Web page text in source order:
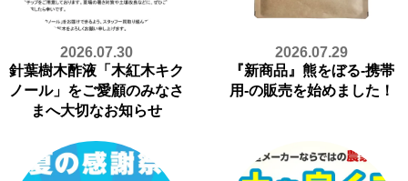
2026.07.30
針葉樹木酢液「木紅木キク
ノール」をご愛顧のみなさ
まへ大切なお知らせ
2026.07.29
『新商品』熊をぼる-携帯
用-の販売を始めました！